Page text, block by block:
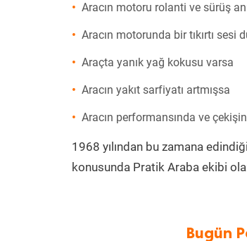
Aracın motoru rolanti ve sürüş
Aracın motorunda bir tıkırtı sesi
Araçta yanık yağ kokusu varsa
Aracın yakıt sarfiyatı artmışsa
Aracın performansında ve
1968 yılından bu zamana
konusunda Pratik Araba ekibi
Bugün